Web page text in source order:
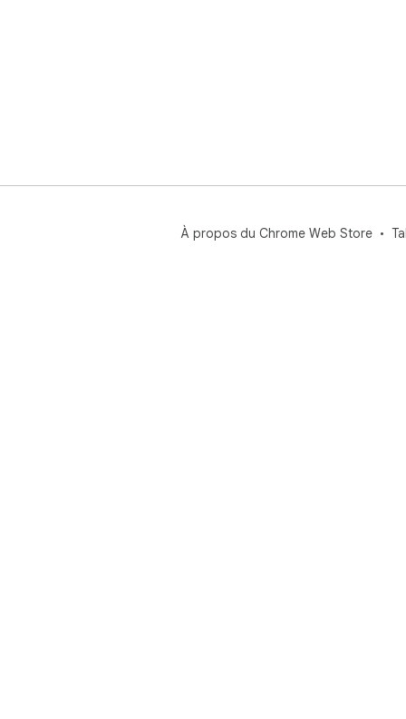
À propos du Chrome Web Store